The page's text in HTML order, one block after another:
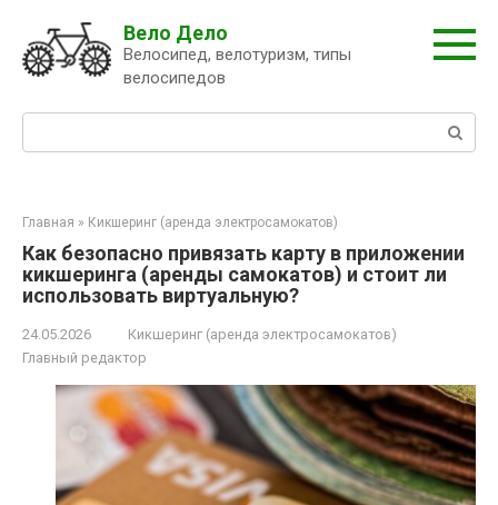
контенту
Вело Дело
Велосипед, велотуризм, типы
велосипедов
Главная » Кикшеринг (аренда электросамокатов)
Как безопасно привязать карту в приложении
кикшеринга (аренды самокатов) и стоит ли
использовать виртуальную?
24.05.2026
Кикшеринг (аренда электросамокатов)
Главный редактор